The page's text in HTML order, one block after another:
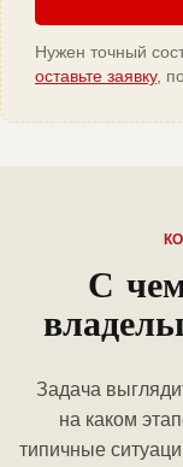
Нужен точный
оставьте заявку,
С
Задача
на каком
типичные